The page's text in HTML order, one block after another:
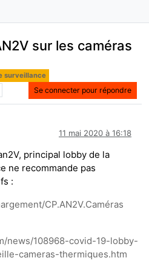
sur les caméras
surveillance
Se connecter pour répondre
11 mai 2020 à 16:18
principal lobby de la
ne recommande pas
:
CP.AN2V.Caméras
news/108968-covid-19-lobby-
cameras-thermiques.htm